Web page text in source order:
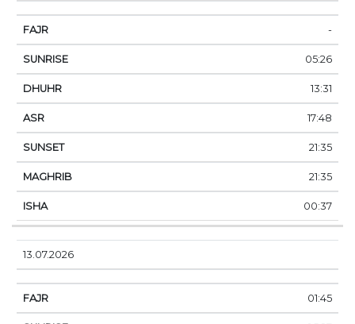
-
05:26
13:31
17:48
21:35
21:35
00:37
13.07.2026
01:45